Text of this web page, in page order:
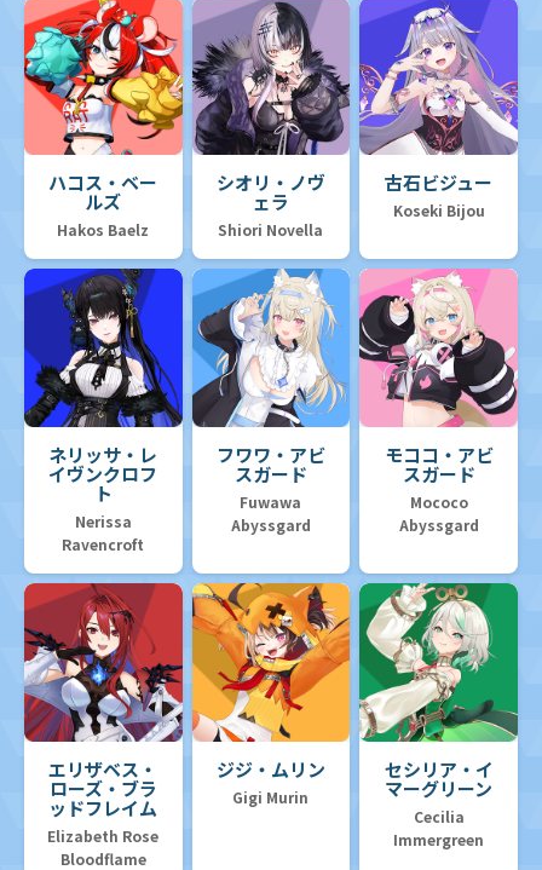
ハコス・ベー
ルズ
Hakos Baelz
シオリ・ノヴ
ェラ
Shiori Novella
古石ビジュー
Koseki Bijou
ネリッサ・レ
イヴンクロフ
ト
Nerissa
Ravencroft
フワワ・アビ
スガード
Fuwawa
Abyssgard
モココ・アビ
スガード
Mococo
Abyssgard
エリザベス・
ローズ・ブラ
ッドフレイム
Elizabeth Rose
Bloodflame
ジジ・ムリン
Gigi Murin
セシリア・イ
マーグリーン
Cecilia
Immergreen